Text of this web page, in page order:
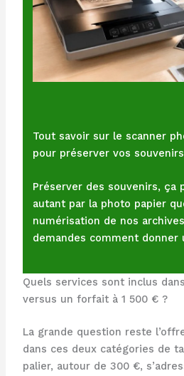
Tout savoir sur le scanner
pour préserver vos souvenirs
Préserver des souvenirs, ça
autant par la photo papier
numérisation de nos
demandes comment donner
Quels services sont inclus
versus un forfait à 1 500 € ?
La grande question reste
dans ces deux catégories de
palier, autour de 300 €,